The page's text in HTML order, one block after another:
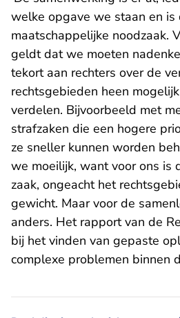
welke opgave we staan en is
maatschappelijke noodzaak.
geldt dat we moeten
tekort aan rechters over de
rechtsgebieden heen
verdelen. Bijvoorbeeld met
strafzaken die een hogere
ze sneller kunnen worden
we moeilijk, want voor ons is
zaak, ongeacht het
gewicht. Maar voor de
anders. Het rapport van de
bij het vinden van gepaste
complexe problemen binnen